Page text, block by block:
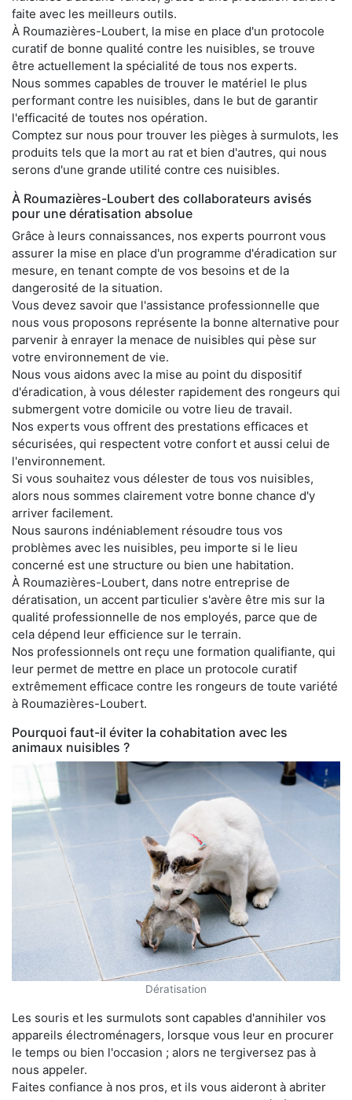
faite avec les meilleurs outils.
À Roumazières-Loubert, la mise en place d'un protocole
curatif de bonne qualité contre les nuisibles, se trouve
être actuellement la spécialité de tous nos experts.
Nous sommes capables de trouver le matériel le plus
performant contre les nuisibles, dans le but de garantir
l'efficacité de toutes nos opération.
Comptez sur nous pour trouver les pièges à surmulots, les
produits tels que la mort au rat et bien d'autres, qui nous
serons d'une grande utilité contre ces nuisibles.
À Roumazières-Loubert des collaborateurs avisés
pour une dératisation absolue
Grâce à leurs connaissances, nos experts pourront vous
assurer la mise en place d'un programme d'éradication sur
mesure, en tenant compte de vos besoins et de la
dangerosité de la situation.
Vous devez savoir que l'assistance professionnelle que
nous vous proposons représente la bonne alternative pour
parvenir à enrayer la menace de nuisibles qui pèse sur
votre environnement de vie.
Nous vous aidons avec la mise au point du dispositif
d'éradication, à vous délester rapidement des rongeurs qui
submergent votre domicile ou votre lieu de travail.
Nos experts vous offrent des prestations efficaces et
sécurisées, qui respectent votre confort et aussi celui de
l'environnement.
Si vous souhaitez vous délester de tous vos nuisibles,
alors nous sommes clairement votre bonne chance d'y
arriver facilement.
Nous saurons indéniablement résoudre tous vos
problèmes avec les nuisibles, peu importe si le lieu
concerné est une structure ou bien une habitation.
À Roumazières-Loubert, dans notre entreprise de
dératisation, un accent particulier s'avère être mis sur la
qualité professionnelle de nos employés, parce que de
cela dépend leur efficience sur le terrain.
Nos professionnels ont reçu une formation qualifiante, qui
leur permet de mettre en place un protocole curatif
extrêmement efficace contre les rongeurs de toute variété
à Roumazières-Loubert.
Pourquoi faut-il éviter la cohabitation avec les
animaux nuisibles ?
Dératisation
Les souris et les surmulots sont capables d'annihiler vos
appareils électroménagers, lorsque vous leur en procurer
le temps ou bien l'occasion ; alors ne tergiversez pas à
nous appeler.
Faites confiance à nos pros, et ils vous aideront à abriter